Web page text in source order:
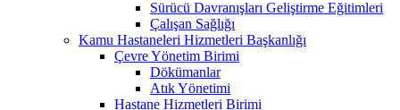
Sürücü Davranışları Geliştirme Eğitimleri
Çalışan Sağlığı
Kamu Hastaneleri Hizmetleri Başkanlığı
Çevre Yönetim Birimi
Dökümanlar
Atık Yönetimi
Hastane Hizmetleri Birimi